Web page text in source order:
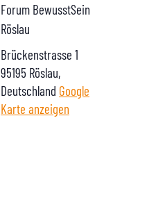
Forum BewusstSein
Röslau
Brückenstrasse 1
95195 Röslau,
Deutschland Google
Karte anzeigen